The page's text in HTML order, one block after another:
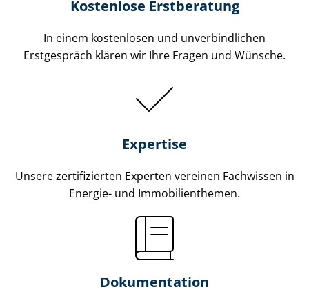
Kostenlose Erstberatung
In einem kostenlosen und unverbindlichen
Erstgespräch klären wir Ihre Fragen und Wünsche.
Expertise
Unsere zertifizierten Experten vereinen Fachwissen in
Energie- und Im­mo­bi­li­en­the­men.
Dokumentation